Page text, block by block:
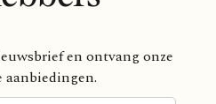
en ontvang onze
aanbiedingen.